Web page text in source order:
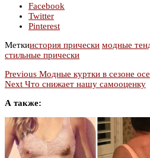
Facebook
Twitter
Pinterest
Меткиистория прически модные
стильные прически
Previous Модные куртки в сезоне
Next Что снижает нашу самооценку
А также: